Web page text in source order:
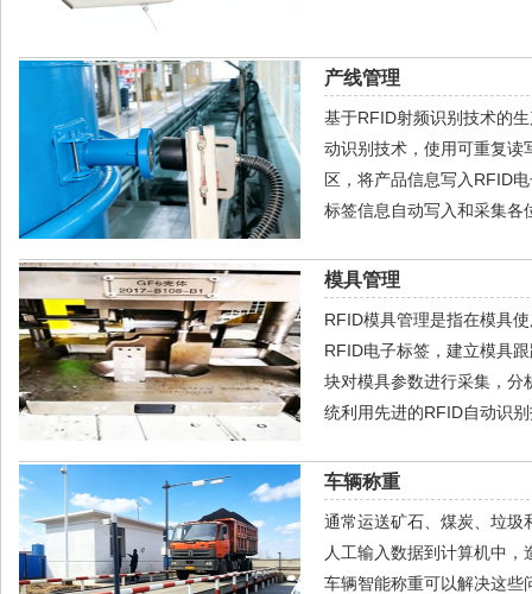
产线管理
基于RFID射频识别技术的
动识别技术，使用可重复读
区，将产品信息写入RFID
标签信息自动写入和采集各
模具管理
RFID模具管理是指在模具
RFID电子标签，建立模具
块对模具参数进行采集，分
统利用先进的RFID自动识
车辆称重
通常运送矿石、煤炭、垃圾
人工输入数据到计算机中
车辆智能称重可以解决这些